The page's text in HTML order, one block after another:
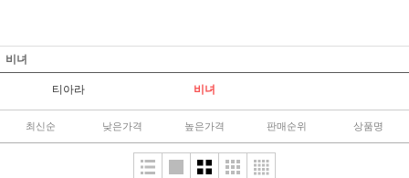
비녀
티아라 비녀
최신순 낮은가격 높은가격 판매순위 상품명